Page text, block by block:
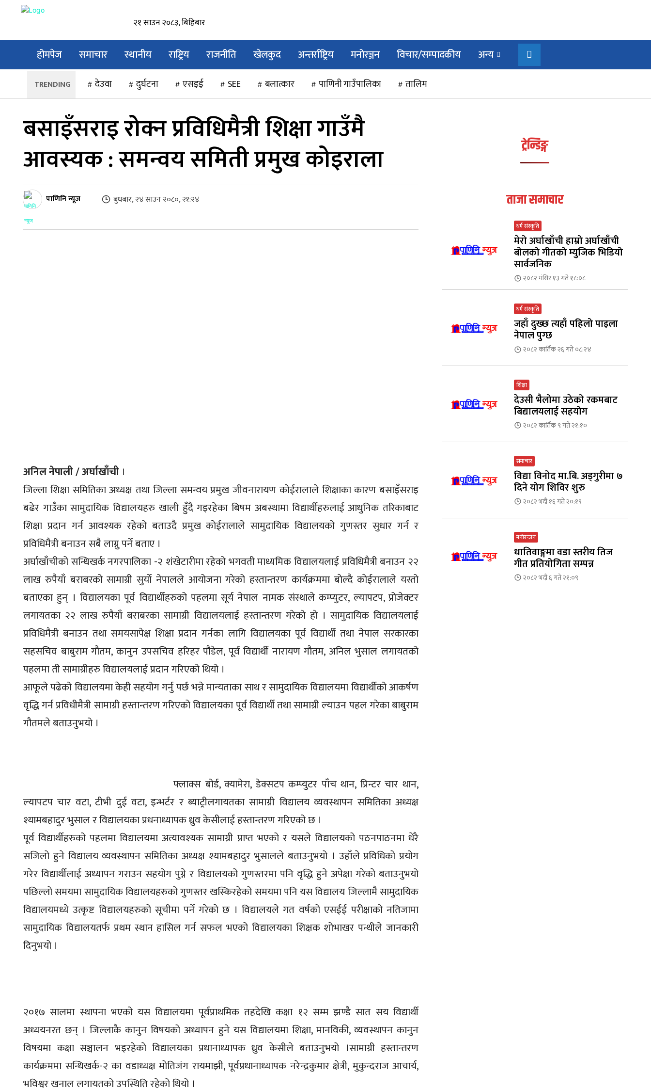
२१ साउन २०८३, बिहिबार
होमपेज समाचार स्थानीय राष्ट्रिय राजनीति खेलकुद अन्तर्राष्ट्रिय मनोरञ्जन विचार/सम्पादकीय अन्य
देउवा दुर्घटना एसइई SEE बलात्कार पाणिनी गाउँपालिका तालिम
बसाइँसराइ रोक्न प्रविधिमैत्री शिक्षा गाउँमै
आवस्यक : समन्वय समिती प्रमुख कोइराला
पाणिनि न्यूज बुधबार, २४ साउन २०८०, २१:२४
अनिल नेपाली / अर्घाखाँची ।
जिल्ला शिक्षा समितिका अध्यक्ष तथा जिल्ला समन्वय प्रमुख जीवनारायण काेईरालाले शिक्षाका कारण बसाइँसराइ
बढेर गाउँका सामुदायिक विद्यालयहरु खाली हुँदै गइरहेका बिषम अबस्थामा विद्यार्थीहरुलाई आधुनिक तरिकाबाट
शिक्षा प्रदान गर्न आवश्यक रहेको बताउदै प्रमुख काेईरालाले सामुदायिक विद्यालयको गुणस्तर सुधार गर्न र
प्रविधिमैत्री बनाउन सबै लाग्नु पर्ने बताए ।
अर्घाखाँचीको सन्धिखर्क नगरपालिका -२ शंखेटारीमा रहेको भगवती माध्यमिक विद्यालयलाई प्रविधिमैत्री बनाउन २२
लाख रुपैयाँ बराबरको सामाग्री सुर्याे नेपालले आयोजना गरेको हस्तान्तरण कार्यक्रममा बाेल्दै काेईरालाले यस्तो
बताएका हुन् । विद्यालयका पूर्व विद्यार्थीहरुको पहलमा सूर्य नेपाल नामक संस्थाले कम्प्युटर, ल्यापटप, प्रोजेक्टर
लगायतका २२ लाख रुपैयाँ बराबरका सामाग्री विद्यालयलाई हस्तान्तरण गरेकाे हाे । सामुदायिक विद्यालयलाई
प्रविधिमैत्री बनाउन तथा समयसापेक्ष शिक्षा प्रदान गर्नका लागि विद्यालयका पूर्व विद्यार्थी तथा नेपाल सरकारका
सहसचिव बाबुराम गौतम, कानुन उपसचिव हरिहर पौडेल, पूर्व विद्यार्थी नारायण गौतम, अनिल भुसाल लगायतको
पहलमा ती सामाग्रीहरु विद्यालयलाई प्रदान गरिएको थियो ।
आफूले पढेको विद्यालयमा केही सहयोग गर्नु पर्छ भन्ने मान्यताका साथ र सामुदायिक विद्यालयमा विद्यार्थीको आकर्षण
वृद्धि गर्न प्रविधीमैत्री सामाग्री हस्तान्तरण गरिएको विद्यालयका पूर्व विद्यार्थी तथा सामाग्री ल्याउन पहल गरेका बाबुराम
गौतमले बताउनुभयो ।
फ्लाक्स बोर्ड, क्यामेरा, डेक्सटप कम्प्युटर पाँच थान, प्रिन्टर चार थान,
ल्यापटप चार वटा, टीभी दुई वटा, इन्भर्टर र ब्याट्रीलगायतका सामाग्री विद्यालय व्यवस्थापन समितिका अध्यक्ष
श्यामबहादुर भुसाल र विद्यालयका प्रधनाध्यापक ध्रुव केसीलाई हस्तान्तरण गरिएको छ ।
पूर्व विद्यार्थीहरुको पहलमा विद्यालयमा अत्यावश्यक सामाग्री प्राप्त भएको र यसले विद्यालयको पठनपाठनमा धेरै
सजिलो हुने विद्यालय व्यवस्थापन समितिका अध्यक्ष श्यामबहादुर भुसालले बताउनुभयो । उहाँले प्रविधिको प्रयोग
गरेर विद्यार्थीलाई अध्यापन गराउन सहयोग पुग्ने र विद्यालयको गुणस्तरमा पनि वृद्धि हुने अपेक्षा गरेकाे बताउनुभयो
पछिल्लो समयमा सामुदायिक विद्यालयहरुको गुणस्तर खस्किरहेको समयमा पनि यस विद्यालय जिल्लामै सामुदायिक
विद्यालयमध्ये उत्कृष्ट विद्यालयहरुको सूचीमा पर्ने गरेकाे छ । विद्यालयले गत वर्षको एसईई परीक्षाको नतिजामा
सामुदायिक विद्यालयतर्फ प्रथम स्थान हासिल गर्न सफल भएको विद्यालयका शिक्षक शोभाखर पन्थीले जानकारी
दिनुभयो ।
२०१७ सालमा स्थापना भएको यस विद्यालयमा पूर्वप्राथमिक तहदेखि कक्षा १२ सम्म झण्डै सात सय विद्यार्थी
अध्ययनरत छन् । जिल्लाकै कानुन विषयको अध्यापन हुने यस विद्यालयमा शिक्षा, मानविकी, व्यवस्थापन कानुन
विषयमा कक्षा सञ्चालन भइरहेकाे विद्यालयका प्रधानाध्यापक ध्रुव केसीले बताउनुभयो ।सामाग्री हस्तान्तरण
कार्यक्रममा सन्धिखर्क-२ का वडाध्यक्ष मोतिजंग रायमाझी, पूर्वप्रधानाध्यापक नरेन्द्रकुमार क्षेत्री, मुकुन्दराज आचार्य,
भविश्वर खनाल लगायतको उपस्थिति रहेको थियो ।
ट्रेन्डिङ्ग
ताजा समाचार
धर्म संस्कृति
मेरो अर्घाखाँची हाम्रो अर्घाखाँची
बोलको गीतको म्युजिक भिडियो
सार्वजनिक
२०८२ मंसिर १३ गते १८:०८
धर्म संस्कृति
जहाँ दुख्छ त्यहाँ पहिलो पाइला
नेपाल पुग्छ
२०८२ कार्तिक २६ गते ०८:२४
शिक्षा
देउसी भैलोमा उठेको रकमबाट
बिद्यालयलाई सहयोग
२०८२ कार्तिक ९ गते २१:१०
समाचार
विद्या विनोद मा.बि. अड्गुरीमा ७
दिने योग शिविर शुरु
२०८२ भदौ १६ गते २०:१९
मनोरन्जन
धातिवाङ्गमा वडा स्तरीय तिज
गीत प्रतियोगिता सम्पन्न
२०८२ भदौ ६ गते २१:०९